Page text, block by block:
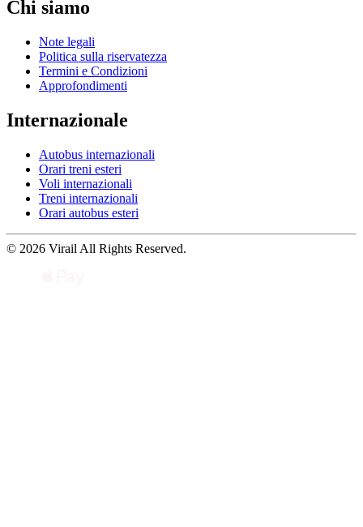
Chi siamo
Note legali
Politica sulla riservatezza
Termini e Condizioni
Approfondimenti
Internazionale
Autobus internazionali
Orari treni esteri
Voli internazionali
Treni internazionali
Orari autobus esteri
© 2026 Virail All Rights Reserved.